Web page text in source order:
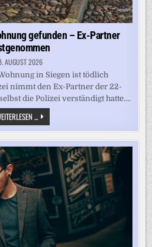
gefunden – Ex-Partner
AUGUST 2026
in Siegen ist tödlich
nimmt den Ex-Partner der 22-
die Polizei verständigt hatte….
...22-
JÄHRIGE
TOT
IN
WOHNUNG
GEFUNDEN
–
EX-
PARTNER
FESTGENOMMEN